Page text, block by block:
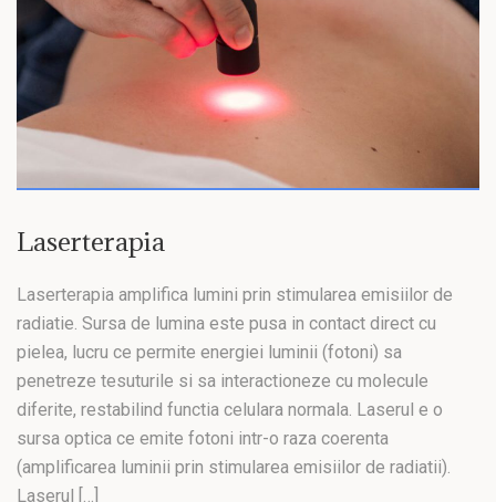
Laserterapia
Laserterapia amplifica lumini prin stimularea emisiilor de
radiatie. Sursa de lumina este pusa in contact direct cu
pielea, lucru ce permite energiei luminii (fotoni) sa
penetreze tesuturile si sa interactioneze cu molecule
diferite, restabilind functia celulara normala. Laserul e o
sursa optica ce emite fotoni intr-o raza coerenta
(amplificarea luminii prin stimularea emisiilor de radiatii).
Laserul […]